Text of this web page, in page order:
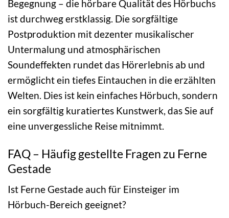
Begegnung – die hörbare Qualität des Hörbuchs
ist durchweg erstklassig. Die sorgfältige
Postproduktion mit dezenter musikalischer
Untermalung und atmosphärischen
Soundeffekten rundet das Hörerlebnis ab und
ermöglicht ein tiefes Eintauchen in die erzählten
Welten. Dies ist kein einfaches Hörbuch, sondern
ein sorgfältig kuratiertes Kunstwerk, das Sie auf
eine unvergessliche Reise mitnimmt.
FAQ – Häufig gestellte Fragen zu Ferne
Gestade
Ist Ferne Gestade auch für Einsteiger im
Hörbuch-Bereich geeignet?